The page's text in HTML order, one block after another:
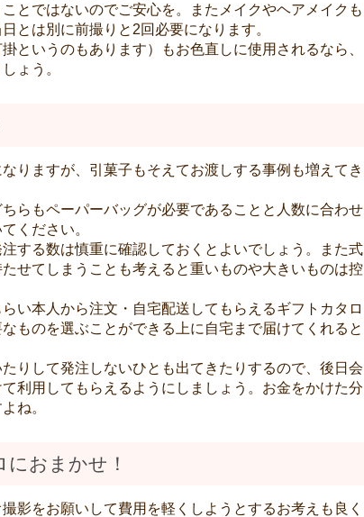
とではないのでご安心を。またメイクやヘアメイクも
とは別に前撮りと2回必要になります。
というのもあります）もお色直しに使用されるなら、
ょう。
りますが、引菓子もそえてお渡しする事例も増えてき
らもペーパーバッグが必要であることと人数に合わせ
ください。
する数は慎重に確認しておくとよいでしょう。また式
せてしまうことも考えると重いものや大きいものは控
い本人から注文・自宅配送してもらえるギフトカタロ
ものを選ぶことができる上に自宅まで届けてくれると
りして発注しないひとも出てきたりするので、後日会
利用してもらえるようにしましょう。お金をかけた分
ね。
おまかせ！
影をお願いして費用を軽くしようとするお考えも良く